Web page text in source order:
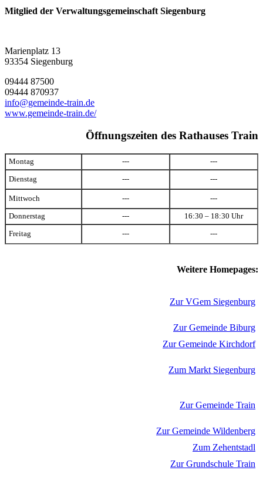
Mitglied der Verwaltungsgemeinschaft Siegenburg
Marienplatz 13
93354 Siegenburg
09444 87500
09444 870937
info@gemeinde-train.de
www.gemeinde-train.de/
Öffnungszeiten des Rathauses Train
Montag --- ---
Dienstag --- ---
Mittwoch --- ---
Donnerstag --- 16:30 – 18:30 Uhr
Freitag --- ---
Weitere Homepages:
Zur VGem Siegenburg
Zur Gemeinde Biburg
Zur Gemeinde Kirchdorf
Zum Markt Siegenburg
Zur Gemeinde Train
Zur Gemeinde Wildenberg
Zum Zehentstadl
Zur Grundschule Train